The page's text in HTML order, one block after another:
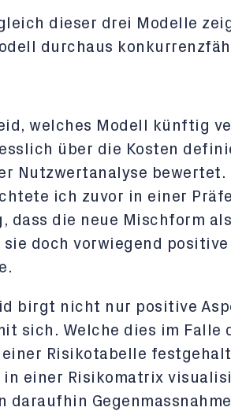
dieser drei Modelle
durchaus
welches Modell künftig
über die Kosten
Nutzwertanalyse bewertet.
ich zuvor in einer
dass die neue Mischform
doch vorwiegend
birgt nicht nur positive
sich. Welche dies im Falle
Risikotabelle
in einer Risikomatrix
daraufhin